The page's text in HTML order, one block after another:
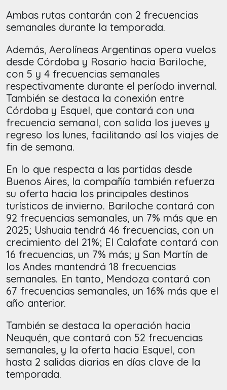
Ambas rutas contarán con 2 frecuencias
semanales durante la temporada.
Además, Aerolíneas Argentinas opera vuelos
desde Córdoba y Rosario hacia Bariloche,
con 5 y 4 frecuencias semanales
respectivamente durante el período invernal.
También se destaca la conexión entre
Córdoba y Esquel, que contará con una
frecuencia semanal, con salida los jueves y
regreso los lunes, facilitando así los viajes de
fin de semana.
En lo que respecta a las partidas desde
Buenos Aires, la compañía también refuerza
su oferta hacia los principales destinos
turísticos de invierno. Bariloche contará con
92 frecuencias semanales, un 7% más que en
2025; Ushuaia tendrá 46 frecuencias, con un
crecimiento del 21%; El Calafate contará con
16 frecuencias, un 7% más; y San Martín de
los Andes mantendrá 18 frecuencias
semanales. En tanto, Mendoza contará con
67 frecuencias semanales, un 16% más que el
año anterior.
También se destaca la operación hacia
Neuquén, que contará con 52 frecuencias
semanales, y la oferta hacia Esquel, con
hasta 2 salidas diarias en días clave de la
temporada.